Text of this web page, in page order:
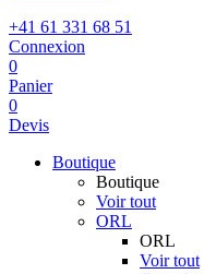
+41 61 331 68 51
Connexion
0
Panier
0
Devis
Boutique
Boutique
Voir tout
ORL
ORL
Voir tout